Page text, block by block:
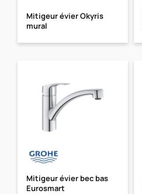
Mitigeur évier Okyris
mural
Mitigeur évier bec bas
Eurosmart